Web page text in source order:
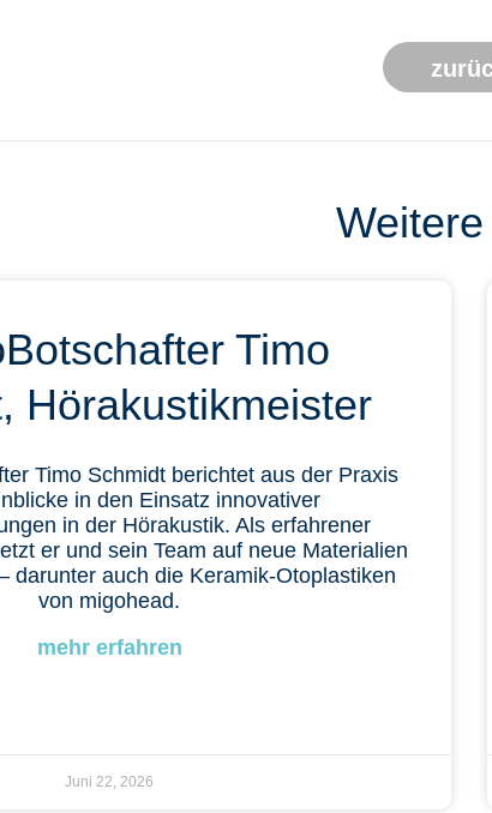
Timo
Hörakustikmeister
Timo Schmidt berichtet aus der Praxis
in den Einsatz innovativer
in der Hörakustik. Als erfahrener
er und sein Team auf neue Materialien
darunter auch die Keramik-Otoplastiken
von migohead.
mehr erfahren
Juni 22, 2026